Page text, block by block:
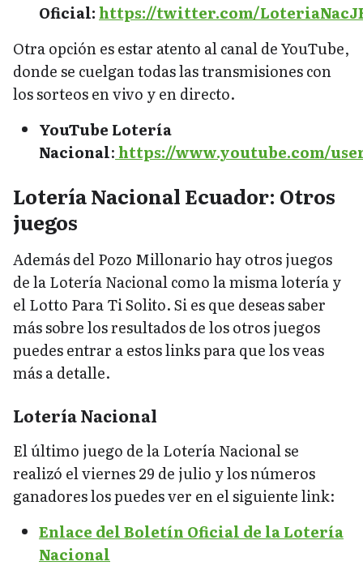
Oficial: https://twitter.com/
Otra opción es estar atento al canal de YouTube,
donde se cuelgan todas las transmisiones con
los sorteos en vivo y en directo.
YouTube Lotería
Nacional: https://www.youtube.com/
Lotería Nacional Ecuador: Otros
juegos
Además del Pozo Millonario hay otros juegos
de la Lotería Nacional como la misma lotería y
el Lotto Para Ti Solito. Si es que deseas saber
más sobre los resultados de los otros juegos
puedes entrar a estos links para que los veas
más a detalle.
Lotería Nacional
El último juego de la Lotería Nacional se
realizó el viernes 29 de julio y los números
ganadores los puedes ver en el siguiente link:
Enlace del Boletín Oficial de la Lotería
Nacional